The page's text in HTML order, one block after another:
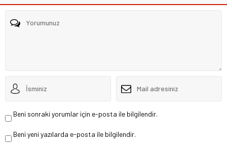
Beni sonraki yorumlar için e-posta ile bilgilendir.
Beni yeni yazılarda e-posta ile bilgilendir.